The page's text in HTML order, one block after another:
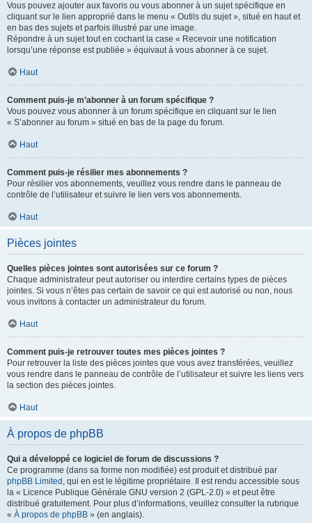
Vous pouvez ajouter aux favoris ou vous abonner à un sujet spécifique en
cliquant sur le lien approprié dans le menu « Outils du sujet », situé en haut et
en bas des sujets et parfois illustré par une image.
Répondre à un sujet tout en cochant la case « Recevoir une notification
lorsqu’une réponse est publiée » équivaut à vous abonner à ce sujet.
Haut
Comment puis-je m’abonner à un forum spécifique ?
Vous pouvez vous abonner à un forum spécifique en cliquant sur le lien
« S’abonner au forum » situé en bas de la page du forum.
Haut
Comment puis-je résilier mes abonnements ?
Pour résilier vos abonnements, veuillez vous rendre dans le panneau de
contrôle de l’utilisateur et suivre le lien vers vos abonnements.
Haut
Pièces jointes
Quelles pièces jointes sont autorisées sur ce forum ?
Chaque administrateur peut autoriser ou interdire certains types de pièces
jointes. Si vous n’êtes pas certain de savoir ce qui est autorisé ou non, nous
vous invitons à contacter un administrateur du forum.
Haut
Comment puis-je retrouver toutes mes pièces jointes ?
Pour retrouver la liste des pièces jointes que vous avez transférées, veuillez
vous rendre dans le panneau de contrôle de l’utilisateur et suivre les liens vers
la section des pièces jointes.
Haut
À propos de phpBB
Qui a développé ce logiciel de forum de discussions ?
Ce programme (dans sa forme non modifiée) est produit et distribué par
phpBB Limited , qui en est le légitime propriétaire. Il est rendu accessible sous
la « Licence Publique Générale GNU version 2 (GPL-2.0) » et peut être
distribué gratuitement. Pour plus d’informations, veuillez consulter la rubrique
« À propos de phpBB » (en anglais).